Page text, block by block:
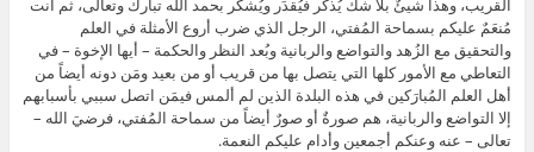
القريب، وهذا شيئٌ بلا شك يُذكَر فيُقدَر ويُشكَر بحمد الله تبارك وتعالى، ثم أنت
مُنعَمٌ عليكم بسماحة المُفتي، الرجل الذي ضرب أروع الأمثلة في العلم
والتحقيق مع الزُهد والتواضع والربانية وبُعد النظر والحكمة – أيها الإخوة – في
التعاطي مع الأمور كلها التي يتصل بها من قريب أو من بعيد ومَن دونه أيضاً من
أهل العلم المُبارَكين في هذه البلدة الذين لم ألمس فيمَن اتصل سببي بأسبابهم
إلا التواضع والربانية، هم صورةٌ أو صورٌ أيضاً من سماحة المُفتي، فرضيَ الله –
تعالى – عنه وعنكم أجمعين وأدام عليكم النعمة.